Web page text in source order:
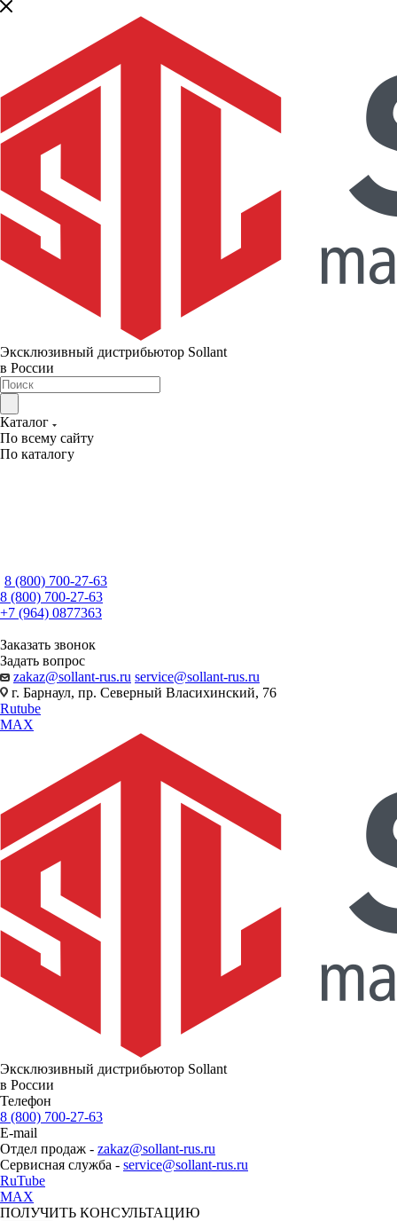
Эксклюзивный дистрибьютор Sollant
в России
Каталог
По всему сайту
По каталогу
8 (800) 700-27-63
8 (800) 700-27-63
+7 (964) 0877363
Заказать звонок
Задать вопрос
zakaz@sollant-rus.ru service@sollant-rus.ru
г. Барнаул, пр. Северный Власихинский, 76
Rutube
MAX
Эксклюзивный дистрибьютор Sollant
в России
Телефон
8 (800) 700-27-63
E-mail
Отдел продаж - zakaz@sollant-rus.ru
Сервисная служба - service@sollant-rus.ru
RuTube
MAX
ПОЛУЧИТЬ КОНСУЛЬТАЦИЮ